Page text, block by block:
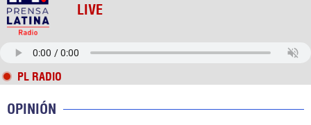
LIVE
PL RADIO
OPINIÓN